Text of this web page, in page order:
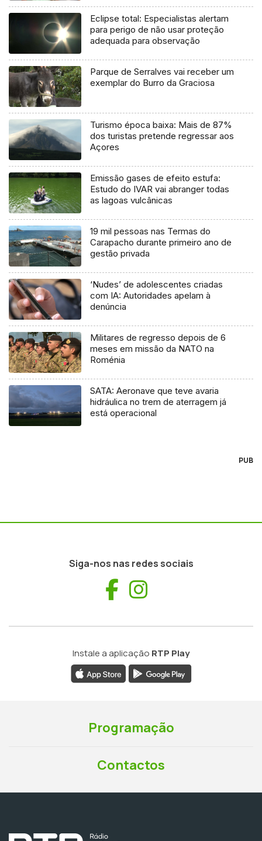
Eclipse total: Especialistas alertam
para perigo de não usar proteção
adequada para observação
Parque de Serralves vai receber um
exemplar do Burro da Graciosa
Turismo época baixa: Mais de 87%
dos turistas pretende regressar aos
Açores
Emissão gases de efeito estufa:
Estudo do IVAR vai abranger todas
as lagoas vulcânicas
19 mil pessoas nas Termas do
Carapacho durante primeiro ano de
gestão privada
‘Nudes’ de adolescentes criadas
com IA: Autoridades apelam à
denúncia
Militares de regresso depois de 6
meses em missão da NATO na
Roménia
SATA: Aeronave que teve avaria
hidráulica no trem de aterragem já
está operacional
PUB
Siga-nos nas redes sociais
Facebook
Instale a aplicação RTP Play
Programação
Contactos